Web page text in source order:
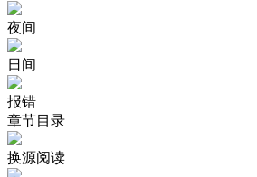
夜间
日间
报错
章节目录
换源阅读